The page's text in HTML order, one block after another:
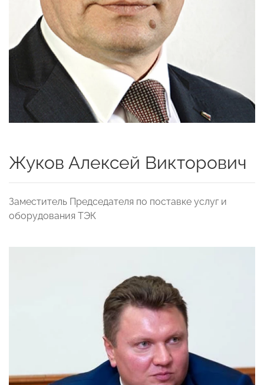
Жуков Алексей Викторович
Заместитель Председателя по поставке услуг и
оборудования ТЭК